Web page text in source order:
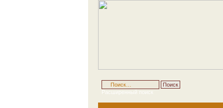
Расширенный поиск